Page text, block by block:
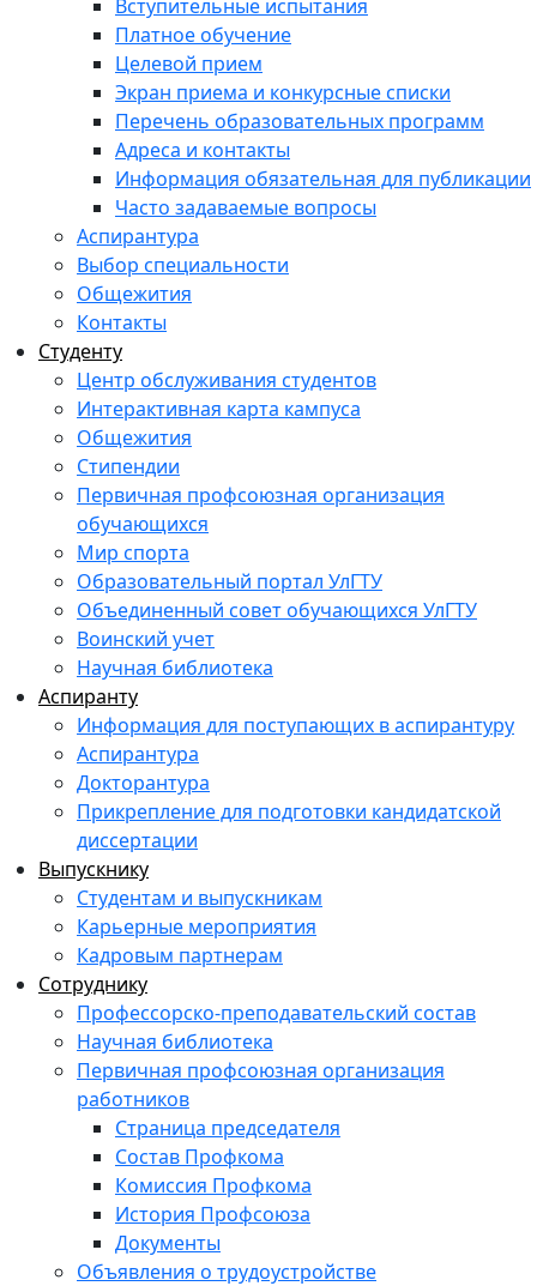
Вступительные испытания
Платное обучение
Целевой прием
Экран приема и конкурсные списки
Перечень образовательных программ
Адреса и контакты
Информация обязательная для публикации
Часто задаваемые вопросы
Аспирантура
Выбор специальности
Общежития
Контакты
Студенту
Центр обслуживания студентов
Интерактивная карта кампуса
Общежития
Стипендии
Первичная профсоюзная организация
обучающихся
Мир спорта
Образовательный портал УлГТУ
Объединенный совет обучающихся УлГТУ
Воинский учет
Научная библиотека
Аспиранту
Информация для поступающих в аспирантуру
Аспирантура
Докторантура
Прикрепление для подготовки кандидатской
диссертации
Выпускнику
Студентам и выпускникам
Карьерные мероприятия
Кадровым партнерам
Сотруднику
Профессорско-преподавательский состав
Научная библиотека
Первичная профсоюзная организация
работников
Страница председателя
Состав Профкома
Комиссия Профкома
История Профсоюза
Документы
Объявления о трудоустройстве